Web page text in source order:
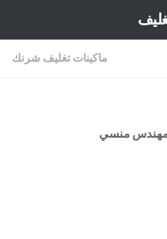
ماكينات تغليف شرنك